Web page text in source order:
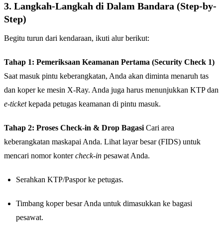
3. Langkah-Langkah di Dalam Bandara (Step-by-
Step)
Begitu turun dari kendaraan, ikuti alur berikut:
Tahap 1: Pemeriksaan Keamanan Pertama (Security Check 1)
Saat masuk pintu keberangkatan, Anda akan diminta menaruh tas
dan koper ke mesin X-Ray. Anda juga harus menunjukkan KTP dan
e-ticketkepada petugas keamanan di pintu masuk.
Tahap 2: Proses Check-in & Drop Bagasi Cari area
keberangkatan maskapai Anda. Lihat layar besar (FIDS) untuk
mencari nomor kontercheck-in pesawat Anda.
Serahkan KTP/Paspor ke petugas.
Timbang koper besar Anda untuk dimasukkan ke bagasi
pesawat.